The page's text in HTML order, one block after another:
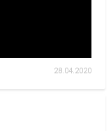
28.04.2020